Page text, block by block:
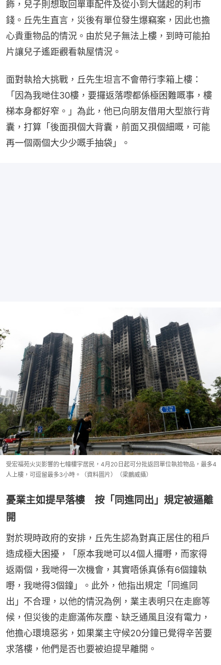
飾，兒子則想取回單車配件及從小到大儲起的利市
錢。丘先生直言，災後有單位發生爆竊案，因此也擔
心貴重物品的情況。由於兒子無法上樓，到時可能拍
片讓兒子遙距觀看執屋情況。
面對執拾大挑戰，丘先生坦言不會帶行李箱上樓：
「因為我哋住30樓，要攞返落嚟都係極困難嘅事，樓
梯本身都好窄。」為此，他已向朋友借用大型旅行背
囊，打算「後面孭個大背囊，前面又孭個細嘅，可能
再一個兩個大少少嘅手抽袋」。
受宏福苑火災影響的七幢樓宇居民，4月20日起可分批返回單位執拾物品，最多4
人上樓，可逗留最多3小時。（資料圖片）（梁鵬威攝）
憂業主如提早落樓 按「同進同出」規定被逼離
開
對於現時政府的安排，丘先生認為對真正居住的租戶
造成極大困擾，「原本我哋可以4個人攞嘢，而家得
返兩個，我哋得一次機會，其實唔係真係有6個鐘執
嘢，我哋得3個鐘」。此外，他指出規定「同進同
出」不合理，以他的情況為例，業主表明只在走廊等
候，但災後的走廊滿佈灰塵、缺乏通風且沒有電力，
他擔心環境惡劣，如果業主守候20分鐘已覺得辛苦要
求落樓，他們是否也要被迫提早離開。